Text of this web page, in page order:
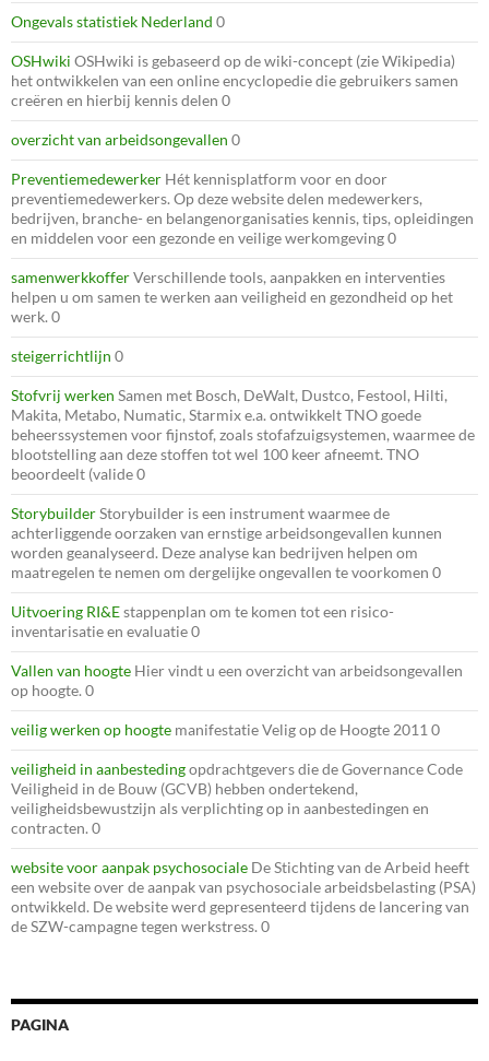
Ongevals statistiek Nederland 0
OSHwiki OSHwiki is gebaseerd op de wiki-concept (zie Wikipedia)
het ontwikkelen van een online encyclopedie die gebruikers samen
creëren en hierbij kennis delen 0
overzicht van arbeidsongevallen 0
Preventiemedewerker Hét kennisplatform voor en door
preventiemedewerkers. Op deze website delen medewerkers,
bedrijven, branche- en belangenorganisaties kennis, tips, opleidingen
en middelen voor een gezonde en veilige werkomgeving 0
samenwerkkofferVerschillende tools, aanpakken en interventies
helpen u om samen te werken aan veiligheid en gezondheid op het
werk. 0
steigerrichtlijn 0
Stofvrij werken Samen met Bosch, DeWalt, Dustco, Festool, Hilti,
Makita, Metabo, Numatic, Starmix e.a. ontwikkelt TNO goede
beheerssystemen voor fijnstof, zoals stofafzuigsystemen, waarmee de
blootstelling aan deze stoffen tot wel 100 keer afneemt. TNO
beoordeelt (valide 0
StorybuilderStorybuilder is een instrument waarmee de
achterliggende oorzaken van ernstige arbeidsongevallen kunnen
worden geanalyseerd. Deze analyse kan bedrijven helpen om
maatregelen te nemen om dergelijke ongevallen te voorkomen 0
Uitvoering RI&Estappenplan om te komen tot een risico-
inventarisatie en evaluatie 0
Vallen van hoogte Hier vindt u een overzicht van arbeidsongevallen
op hoogte. 0
veilig werken op hoogte manifestatie Velig op de Hoogte 2011 0
veiligheid in aanbestedingopdrachtgevers die de Governance Code
Veiligheid in de Bouw (GCVB) hebben ondertekend,
veiligheidsbewustzijn als verplichting op in aanbestedingen en
contracten. 0
website voor aanpak psychosociale De Stichting van de Arbeid heeft
een website over de aanpak van psychosociale arbeidsbelasting (PSA)
ontwikkeld. De website werd gepresenteerd tijdens de lancering van
de SZW-campagne tegen werkstress. 0
PAGINA